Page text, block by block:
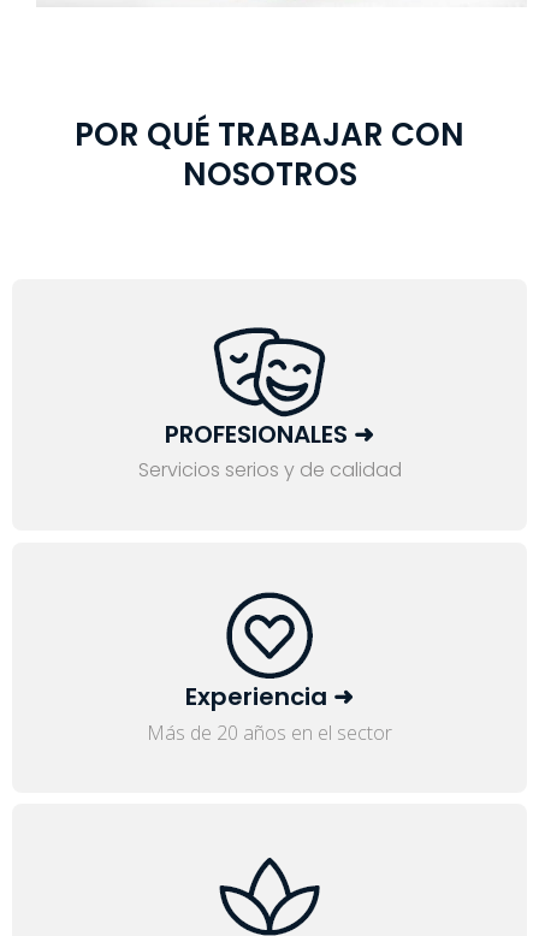
POR QUÉ TRABAJAR CON
NOSOTROS
PROFESIONALES ➜
Servicios serios y de calidad
Experiencia ➜
Más de 20 años en el sector